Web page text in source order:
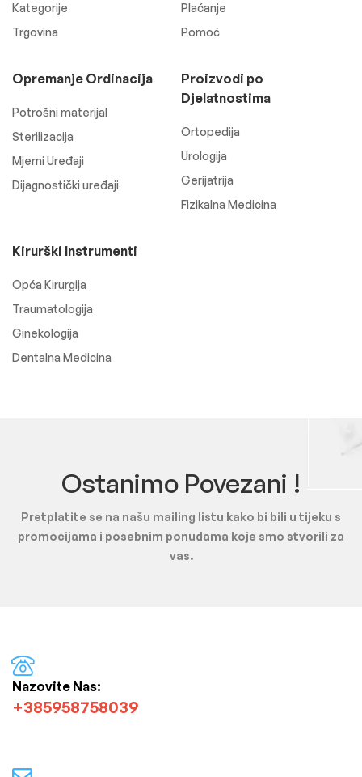
Kategorije
Trgovina
Plaćanje
Pomoć
Opremanje Ordinacija
Potrošni materijal
Sterilizacija
Mjerni Uređaji
Dijagnostički uređaji
Proizvodi po
Djelatnostima
Ortopedija
Urologija
Gerijatrija
Fizikalna Medicina
Kirurški Instrumenti
Opća Kirurgija
Traumatologija
Ginekologija
Dentalna Medicina
Ostanimo Povezani !
Pretplatite se na našu mailing listu kako bi bili u tijeku s
promocijama i posebnim ponudama koje smo stvorili za
vas.
Nazovite Nas:
+385958758039